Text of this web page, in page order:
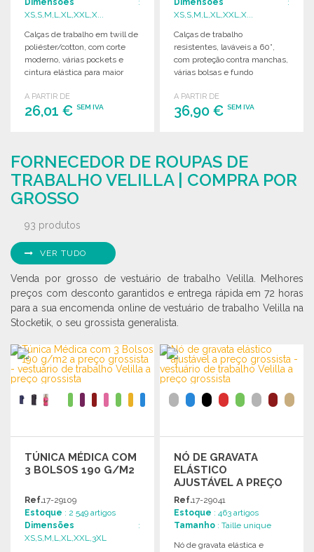
Dimensões :
XS,S,M,L,XL,XXL,X...
Calças de trabalho em twill de
poliéster/cotton, com corte
moderno, várias pockets e
cintura elástica para maior
A PARTIR DE
26,01 € SEM IVA
Solicitar um orçamento
Dimensões :
XS,S,M,L,XL,XXL,X...
Calças de trabalho
resistentes, laváveis a 60°,
com proteção contra manchas,
várias bolsas e fundo
manual.
A PARTIR DE
36,90 €SEM IVA
Solicitar um orçamento
FORNECEDOR DE ROUPAS DE
TRABALHO VELILLA | COMPRA POR
GROSSO
93 produtos
VER TUDO
Venda por grosso de vestuário de trabalho Velilla. Melhores
preços com desconto garantidos e entrega rápida em 72 horas
para a sua encomenda online de vestuário de trabalho Velilla na
Stocketik, o seu grossista generalista.
TÚNICA MÉDICA COM
3 BOLSOS 190 G/M2
Ref.17-29109
Estoque : 2 549 artigos
Dimensões :
XS,S,M,L,XL,XXL,3XL
NÓ DE GRAVATA
ELÁSTICO
AJUSTÁVEL A PREÇO
GROSSISTA
Ref.17-29041
Estoque : 463 artigos
Tamanho : Taille unique
Nó de gravata elástica e